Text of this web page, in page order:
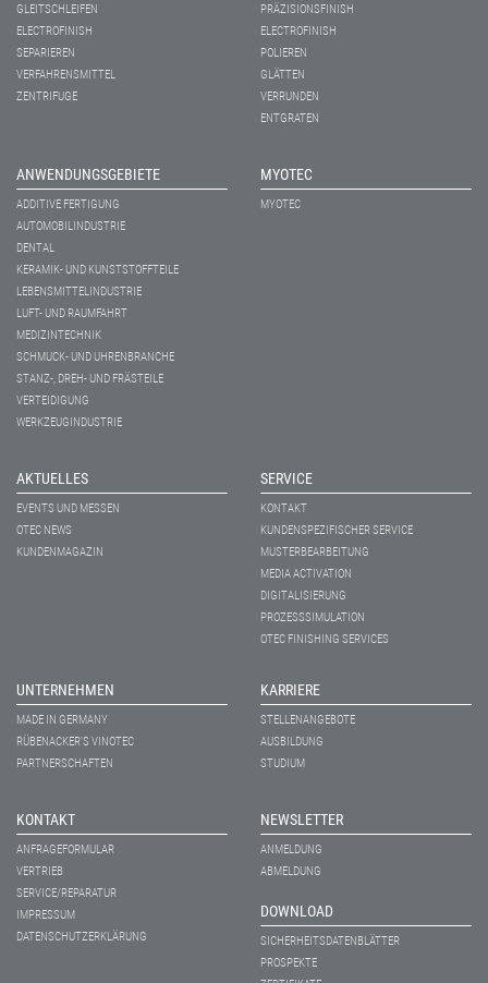
GLEITSCHLEIFEN
ELECTROFINISH
SEPARIEREN
VERFAHRENSMITTEL
ZENTRIFUGE
PRÄZISIONSFINISH
ELECTROFINISH
POLIEREN
GLÄTTEN
VERRUNDEN
ENTGRATEN
ANWENDUNGSGEBIETE
ADDITIVE FERTIGUNG
AUTOMOBILINDUSTRIE
DENTAL
KERAMIK- UND KUNSTSTOFFTEILE
LEBENSMITTELINDUSTRIE
LUFT- UND RAUMFAHRT
MEDIZINTECHNIK
SCHMUCK- UND UHRENBRANCHE
STANZ-, DREH- UND FRÄSTEILE
VERTEIDIGUNG
WERKZEUGINDUSTRIE
MYOTEC
MYOTEC
AKTUELLES
EVENTS UND MESSEN
OTEC NEWS
KUNDENMAGAZIN
SERVICE
KONTAKT
KUNDENSPEZIFISCHER SERVICE
MUSTERBEARBEITUNG
MEDIA ACTIVATION
DIGITALISIERUNG
PROZESSSIMULATION
OTEC FINISHING SERVICES
UNTERNEHMEN
MADE IN GERMANY
RÜBENACKER'S VINOTEC
PARTNERSCHAFTEN
KARRIERE
STELLENANGEBOTE
AUSBILDUNG
STUDIUM
KONTAKT
ANFRAGEFORMULAR
VERTRIEB
SERVICE/REPARATUR
IMPRESSUM
DATENSCHUTZERKLÄRUNG
NEWSLETTER
ANMELDUNG
ABMELDUNG
DOWNLOAD
SICHERHEITSDATENBLÄTTER
PROSPEKTE